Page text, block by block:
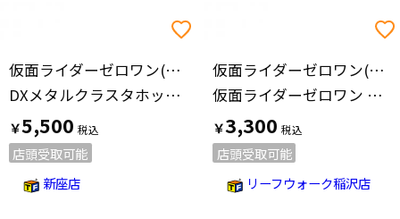
仮面ライダーゼロワン(カメンライダーゼロワン)
DXメタルクラスタホッパープログライズキー 仮面ライダー
￥5,500
店頭受取可能
新座店
仮面ライダーゼロワン(カメンライダーゼロワン)
仮面ライダーゼロワン DXバーニングファルコン メモリアル版
￥3,300
店頭受取可能
リーフウォーク稲沢店